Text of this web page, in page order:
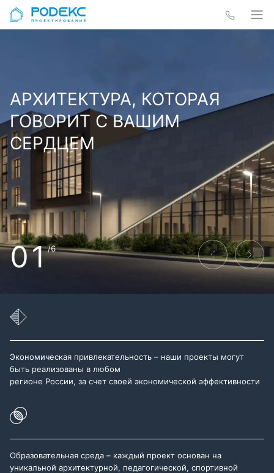
АРХИТЕКТУРА, КОТОРАЯ
ГОВОРИТ С ВАШИМ
СЕРДЦЕМ
01/6
Экономическая привлекательность – наши проекты могут
быть реализованы в любом
регионе России, за счет своей экономической эффективности
Образовательная среда – каждый проект основан на
уникальной архитектурной, педагогической, спортивной